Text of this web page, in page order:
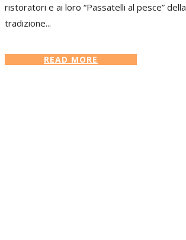
ristoratori e ai loro “Passatelli al pesce” della
tradizione...
READ MORE